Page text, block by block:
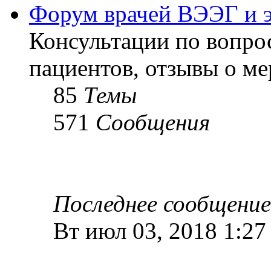
Форум врачей ВЭЭГ и
Консультации по
пациентов, отзывы о
85 Темы
571 Сообщения
Последнее сообщение
Вт июл 03, 2018 1:27